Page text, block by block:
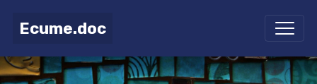
Ecume.doc